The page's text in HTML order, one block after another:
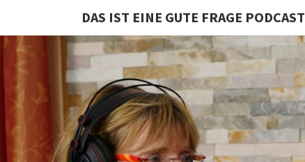
DAS IST EINE GUTE FRAGE PODCAST